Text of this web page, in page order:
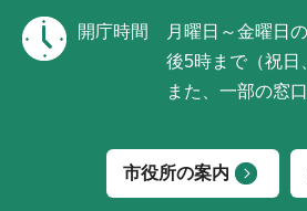
開庁時間
月曜日～金曜日
後5時まで（祝日
また、一部の窓
市役所の案内